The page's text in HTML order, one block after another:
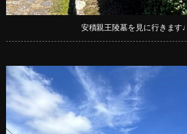
安積親王陵墓を見に行きます♩